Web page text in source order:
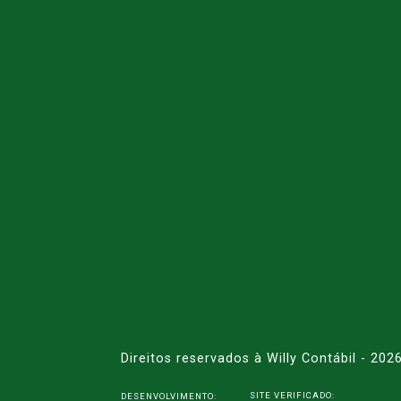
Direitos reservados à Willy Contábil -
DESENVOLVIMENTO: SITE VERIFICADO: